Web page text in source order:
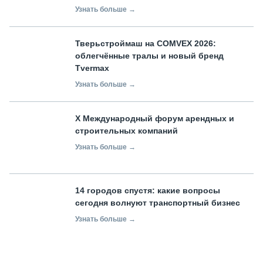
Узнать больше →
Тверьстроймаш на COMVEX 2026:
облегчённые тралы и новый бренд
Tvermax
Узнать больше →
X Международный форум арендных и
строительных компаний
Узнать больше →
14 городов спустя: какие вопросы
сегодня волнуют транспортный бизнес
Узнать больше →